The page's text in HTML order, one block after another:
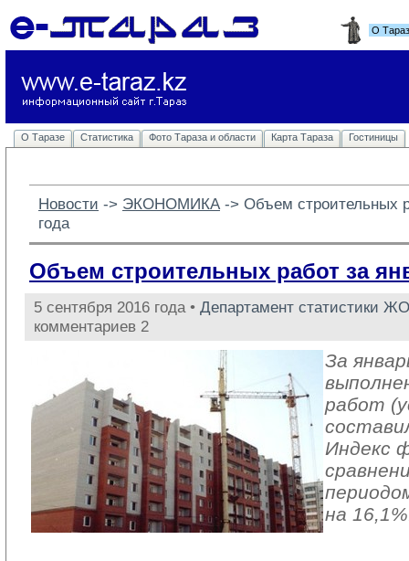
О
О Таразе Статистика Фото Тараза и области Карта Тараза Гостиницы
Новости -> ЭКОНОМИКА -> Объем строительных
года
Объем строительных работ за
5 сентября 2016 года • Департамент статистики ЖО
комментариев 2
За
работ
Индекс
на